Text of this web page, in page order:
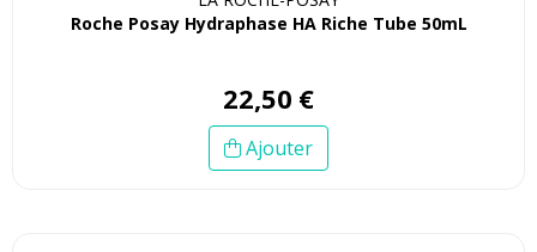
Roche Posay Hydraphase HA Riche Tube 50mL
22,50 €
Ajouter